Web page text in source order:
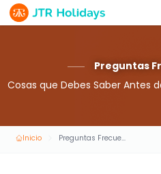
Preguntas
Cosas que Debes Saber Antes
Inicio Preguntas Frecuentes